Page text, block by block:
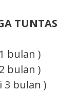
TUNTAS
bulan )
bulan )
bulan )